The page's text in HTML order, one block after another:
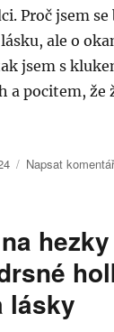
Proč jsem se
ale o
jsem s
a pocitem, že
Napsat
lásky